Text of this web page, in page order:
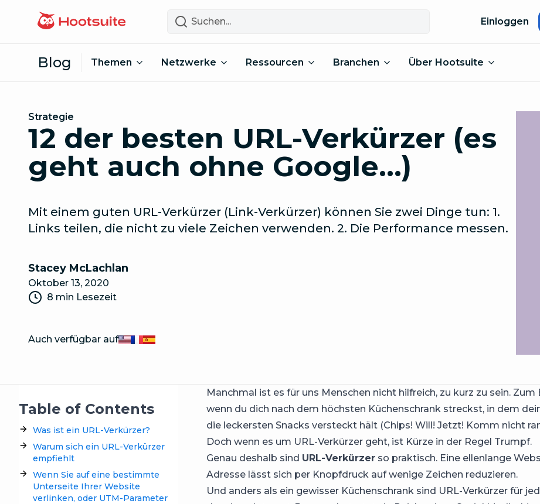
Suchen
Einloggen
Blog Themen Netzwerke Ressourcen Branchen Über Hootsuite
Strategie
12 der besten URL-Verkürzer (es
geht auch ohne Google…)
Mit einem guten URL-Verkürzer (Link-Verkürzer) können Sie zwei Dinge tun: 1.
Links teilen, die nicht zu viele Zeichen verwenden. 2. Die Performance messen.
Stacey McLachlan
Oktober 13, 2020
8 min Lesezeit
Auch verfügbar aufEnglish
Français
Español
Table of Contents
Was ist ein URL-Verkürzer?
Warum sich ein URL-Verkürzer
empfiehlt
Wenn Sie auf eine bestimmte
Unterseite Ihrer Website
verlinken, oder UTM-Parameter
Manchmal ist es für uns Menschen nicht hilfreich, zu kurz zu sein. Zum
wenn du dich nach dem höchsten Küchenschrank streckst, in dem
die leckersten Snacks versteckt hält (Chips! Will! Jetzt! Komm nicht
Doch wenn es um URL-Verkürzer geht, ist Kürze in der Regel Trumpf.
Genau deshalb sind URL-Verkürzer so praktisch. Eine ellenlange
Adresse lässt sich per Knopfdruck auf wenige Zeichen reduzieren.
Und anders als ein gewisser Küchenschrank sind URL-Verkürzer für